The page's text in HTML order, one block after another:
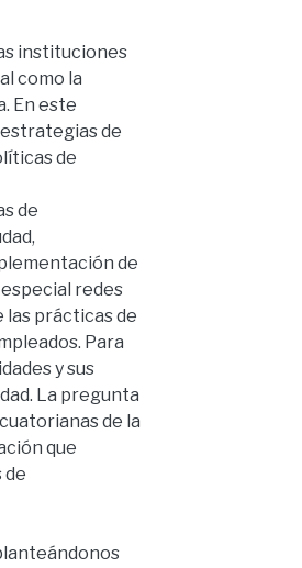
instituciones
como la
En este
de
de
de
de
redes
las prácticas de
Para
y sus
La pregunta
de la
que
de